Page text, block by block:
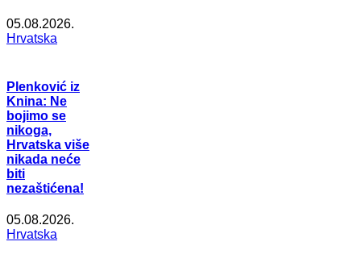
05.08.2026.
Hrvatska
Plenković iz
Knina: Ne
bojimo se
nikoga,
Hrvatska više
nikada neće
biti
nezaštićena!
05.08.2026.
Hrvatska